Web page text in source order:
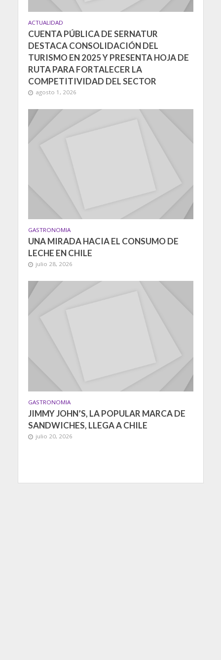
ACTUALIDAD
CUENTA PÚBLICA DE SERNATUR
DESTACA CONSOLIDACIÓN DEL
TURISMO EN 2025 Y PRESENTA HOJA DE
RUTA PARA FORTALECER LA
COMPETITIVIDAD DEL SECTOR
agosto 1, 2026
GASTRONOMIA
UNA MIRADA HACIA EL CONSUMO DE
LECHE EN CHILE
julio 28, 2026
GASTRONOMIA
JIMMY JOHN’S, LA POPULAR MARCA DE
SANDWICHES, LLEGA A CHILE
julio 20, 2026